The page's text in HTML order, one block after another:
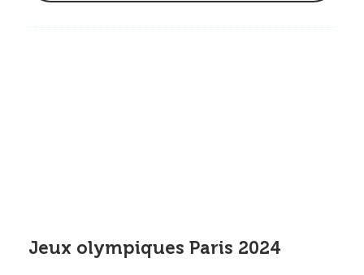
Jeux olympiques Paris 2024